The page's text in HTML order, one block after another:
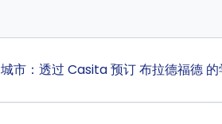
城市：透过 Casita 预订 布拉德福德